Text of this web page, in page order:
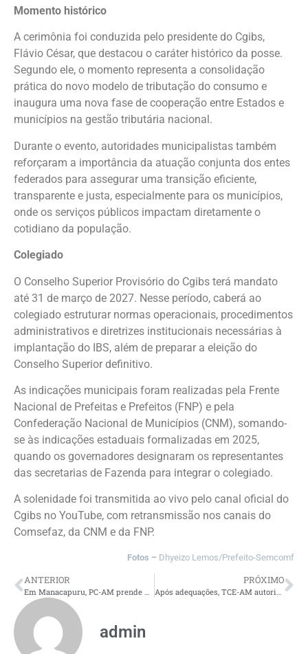
Momento histórico
A cerimônia foi conduzida pelo presidente do Cgibs,
Flávio César, que destacou o caráter histórico da posse.
Segundo ele, o momento representa a consolidação
prática do novo modelo de tributação do consumo e
inaugura uma nova fase de cooperação entre Estados e
municípios na gestão tributária nacional.
Durante o evento, autoridades municipalistas também
reforçaram a importância da atuação conjunta dos entes
federados para assegurar uma transição eficiente,
transparente e justa, especialmente para os municípios,
onde os serviços públicos impactam diretamente o
cotidiano da população.
Colegiado
O Conselho Superior Provisório do Cgibs terá mandato
até 31 de março de 2027. Nesse período, caberá ao
colegiado estruturar normas operacionais, procedimentos
administrativos e diretrizes institucionais necessárias à
implantação do IBS, além de preparar a eleição do
Conselho Superior definitivo.
As indicações municipais foram realizadas pela Frente
Nacional de Prefeitas e Prefeitos (FNP) e pela
Confederação Nacional de Municípios (CNM), somando-
se às indicações estaduais formalizadas em 2025,
quando os governadores designaram os representantes
das secretarias de Fazenda para integrar o colegiado.
A solenidade foi transmitida ao vivo pelo canal oficial do
Cgibs no YouTube, com retransmissão nos canais do
Comsefaz, da CNM e da FNP.
Fotos – Dhyeizo Lemos/Prefeito-Semcomf
ANTERIOR
Em Manacapuru, PC-AM prende homem por agredir ex-namorada após não aceitar fim do relacionamento
PRÓXIMO
Após adequações, TCE-AM autoriza admissões em Processo Seletivo de Anori
admin